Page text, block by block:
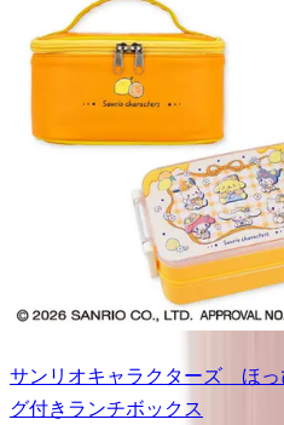
サンリオキャラクターズ ほっ
グ付きランチボックス